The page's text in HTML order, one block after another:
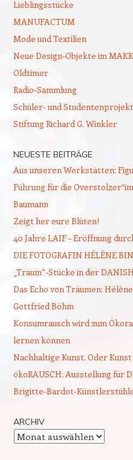
Lieblingsstücke
MANUFACTUM
Mode und Textilien
Neue Design-Objekte im MAKK
Oldtimer
Radio-Sammlung
Schüler- und
Stiftung Richard G. Winkler
NEUESTE BEITRÄGE
Aus unseren Werkstätten:
Führung für die
Baumann
Zeigt her eure Blüten!
40 Jahre LAIF – Eröffnung
DIE FOTOGRAFIN HÉLÈNE
„Traum“-Stücke in der
Das Echo von Träumen:
Gottfried Böhm
Konsumrausch wird zum
lernen können
Nachhaltige Kunst. Oder
ökoRAUSCH: Ausstellung für
Brigitte-Bardot-
ARCHIV
Archiv